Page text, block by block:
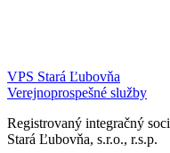
VPS Stará Ľubovňa
Verejnoprospešné služby
Registrovaný integračný
Stará Ľubovňa, s.r.o., r.s.p.